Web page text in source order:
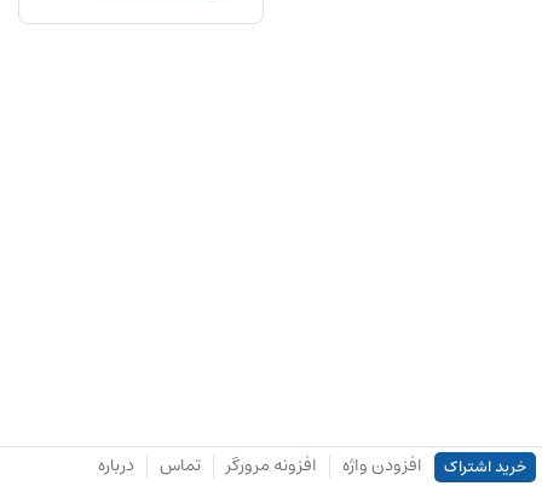
خرید اشتراک افزودن واژه افزونه مرورگر تماس درباره